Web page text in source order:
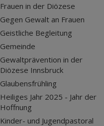
Frauen in der Diözese
Gegen Gewalt an Frauen
Geistliche Begleitung
Gemeinde
Gewaltprävention in der
Diözese Innsbruck
Glaubensfrühling
Heiliges Jahr 2025 - Jahr der
Hoffnung
Kinder- und Jugendpastoral